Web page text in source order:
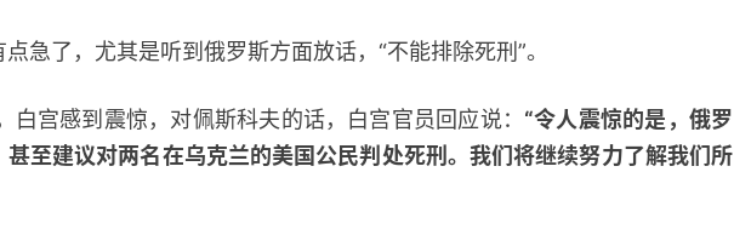
了，尤其是听到俄罗斯方面放话，“不能排除死刑”。
感到震惊，对佩斯科夫的话，白宫官员回应说： “令人震惊的是，俄罗
至建议对两名在乌克兰的美国公民判处死刑。我们将继续努力了解我们所